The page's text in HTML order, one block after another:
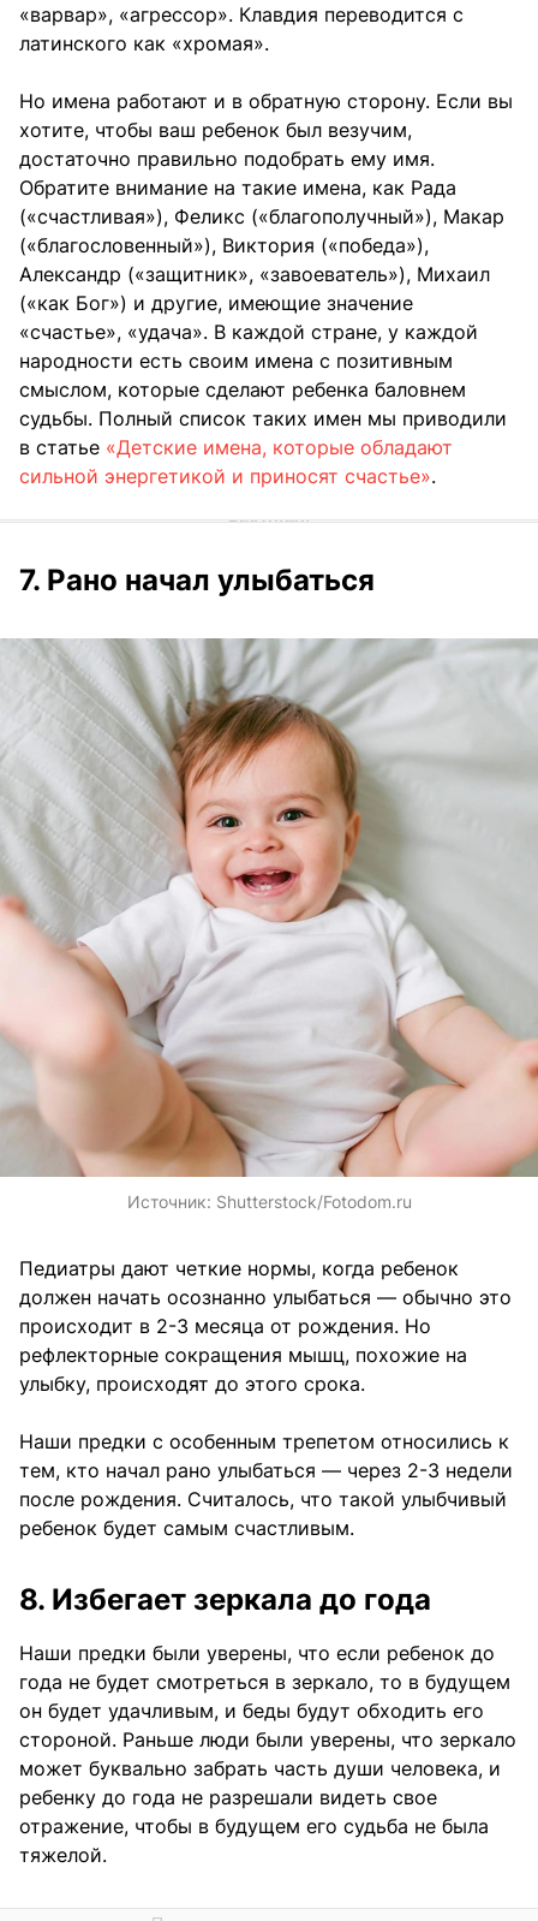
«варвар», «агрессор». Клавдия переводится с
латинского как «хромая».
Но имена работают и в обратную сторону. Если вы
хотите, чтобы ваш ребенок был везучим,
достаточно правильно подобрать ему имя.
Обратите внимание на такие имена, как Рада
(«счастливая»), Феликс («благополучный»), Макар
(«благословенный»), Виктория («победа»),
Александр («защитник», «завоеватель»), Михаил
(«как Бог») и другие, имеющие значение
«счастье», «удача». В каждой стране, у каждой
народности есть своим имена с позитивным
смыслом, которые сделают ребенка баловнем
судьбы. Полный список таких имен мы приводили
в статье «Детские имена, которые обладают
сильной энергетикой и приносят счастье».
7. Рано начал улыбаться
Источник: Shutterstock/Fotodom.ru
Педиатры дают четкие нормы, когда ребенок
должен начать осознанно улыбаться — обычно это
происходит в 2-3 месяца от рождения. Но
рефлекторные сокращения мышц, похожие на
улыбку, происходят до этого срока.
Наши предки с особенным трепетом относились к
тем, кто начал рано улыбаться — через 2-3 недели
после рождения. Считалось, что такой улыбчивый
ребенок будет самым счастливым.
8. Избегает зеркала до года
Наши предки были уверены, что если ребенок до
года не будет смотреться в зеркало, то в будущем
он будет удачливым, и беды будут обходить его
стороной. Раньше люди были уверены, что зеркало
может буквально забрать часть души человека, и
ребенку до года не разрешали видеть свое
отражение, чтобы в будущем его судьба не была
тяжелой.